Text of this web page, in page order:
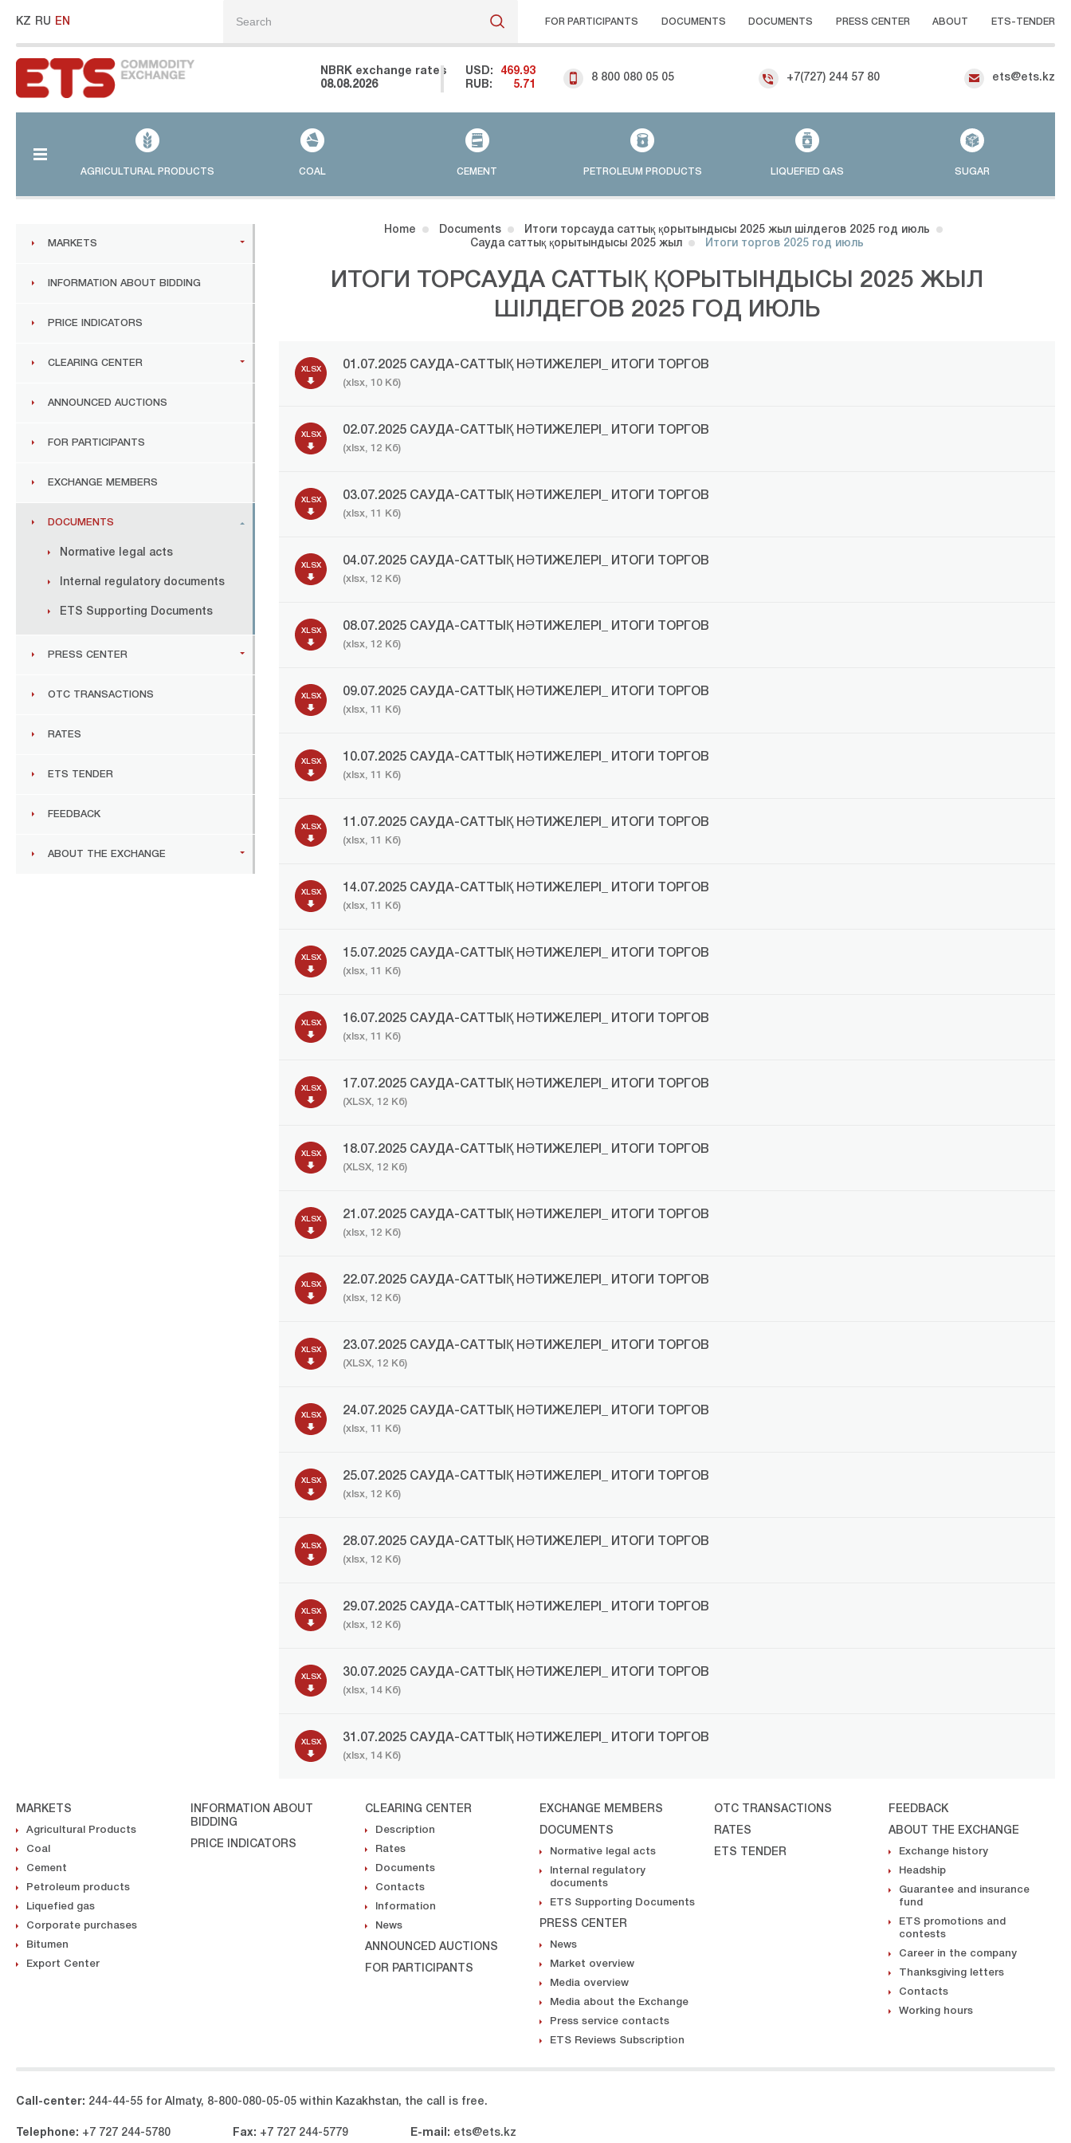
KZ RU EN FOR PARTICIPANTS DOCUMENTS DOCUMENTS PRESS CENTER ABOUT ETS-TENDER
NBRK exchange rates
08.08.2026
USD:
469.93
RUB:
5.71
8 800 080 05 05 +7(727) 244 57 80 ets@ets.kz
AGRICULTURAL PRODUCTS COAL CEMENT PETROLEUM PRODUCTS LIQUEFIED GAS SUGAR
MARKETS
INFORMATION ABOUT BIDDING
PRICE INDICATORS
CLEARING CENTER
ANNOUNCED AUCTIONS
FOR PARTICIPANTS
EXCHANGE MEMBERS
DOCUMENTS
Normative legal acts
Internal regulatory documents
ETS Supporting Documents
PRESS CENTER
OTC TRANSACTIONS
RATES
ETS TENDER
FEEDBACK
ABOUT THE EXCHANGE
Home Documents
Итоги торсауда саттық қорытындысы 2025 жыл шілдегов 2025 год июль
Сауда саттық қорытындысы 2025 жыл
Итоги торгов 2025 год июль
ИТОГИ ТОРСАУДА САТТЫҚ ҚОРЫТЫНДЫСЫ 2025 ЖЫЛ
ШІЛДЕГОВ 2025 ГОД ИЮЛЬ
XLSX 01.07.2025 САУДА-САТТЫҚ НӘТИЖЕЛЕРІ_ ИТОГИ ТОРГОВ
(xlsx, 10 Кб)
XLSX 02.07.2025 САУДА-САТТЫҚ НӘТИЖЕЛЕРІ_ ИТОГИ ТОРГОВ
(xlsx, 12 Кб)
XLSX 03.07.2025 САУДА-САТТЫҚ НӘТИЖЕЛЕРІ_ ИТОГИ ТОРГОВ
(xlsx, 11 Кб)
XLSX 04.07.2025 САУДА-САТТЫҚ НӘТИЖЕЛЕРІ_ ИТОГИ ТОРГОВ
(xlsx, 12 Кб)
XLSX 08.07.2025 САУДА-САТТЫҚ НӘТИЖЕЛЕРІ_ ИТОГИ ТОРГОВ
(xlsx, 12 Кб)
XLSX 09.07.2025 САУДА-САТТЫҚ НӘТИЖЕЛЕРІ_ ИТОГИ ТОРГОВ
(xlsx, 11 Кб)
XLSX 10.07.2025 САУДА-САТТЫҚ НӘТИЖЕЛЕРІ_ ИТОГИ ТОРГОВ
(xlsx, 11 Кб)
XLSX 11.07.2025 САУДА-САТТЫҚ НӘТИЖЕЛЕРІ_ ИТОГИ ТОРГОВ
(xlsx, 11 Кб)
XLSX 14.07.2025 САУДА-САТТЫҚ НӘТИЖЕЛЕРІ_ ИТОГИ ТОРГОВ
(xlsx, 11 Кб)
XLSX 15.07.2025 САУДА-САТТЫҚ НӘТИЖЕЛЕРІ_ ИТОГИ ТОРГОВ
(xlsx, 11 Кб)
XLSX 16.07.2025 САУДА-САТТЫҚ НӘТИЖЕЛЕРІ_ ИТОГИ ТОРГОВ
(xlsx, 11 Кб)
XLSX 17.07.2025 САУДА-САТТЫҚ НӘТИЖЕЛЕРІ_ ИТОГИ ТОРГОВ
(XLSX, 12 Кб)
XLSX 18.07.2025 САУДА-САТТЫҚ НӘТИЖЕЛЕРІ_ ИТОГИ ТОРГОВ
(XLSX, 12 Кб)
XLSX 21.07.2025 САУДА-САТТЫҚ НӘТИЖЕЛЕРІ_ ИТОГИ ТОРГОВ
(xlsx, 12 Кб)
XLSX 22.07.2025 САУДА-САТТЫҚ НӘТИЖЕЛЕРІ_ ИТОГИ ТОРГОВ
(xlsx, 12 Кб)
XLSX 23.07.2025 САУДА-САТТЫҚ НӘТИЖЕЛЕРІ_ ИТОГИ ТОРГОВ
(XLSX, 12 Кб)
XLSX 24.07.2025 САУДА-САТТЫҚ НӘТИЖЕЛЕРІ_ ИТОГИ ТОРГОВ
(xlsx, 11 Кб)
XLSX 25.07.2025 САУДА-САТТЫҚ НӘТИЖЕЛЕРІ_ ИТОГИ ТОРГОВ
(xlsx, 12 Кб)
XLSX 28.07.2025 САУДА-САТТЫҚ НӘТИЖЕЛЕРІ_ ИТОГИ ТОРГОВ
(xlsx, 12 Кб)
XLSX 29.07.2025 САУДА-САТТЫҚ НӘТИЖЕЛЕРІ_ ИТОГИ ТОРГОВ
(xlsx, 12 Кб)
XLSX 30.07.2025 САУДА-САТТЫҚ НӘТИЖЕЛЕРІ_ ИТОГИ ТОРГОВ
(xlsx, 14 Кб)
XLSX 31.07.2025 САУДА-САТТЫҚ НӘТИЖЕЛЕРІ_ ИТОГИ ТОРГОВ
(xlsx, 14 Кб)
MARKETS
Agricultural Products
Coal
Cement
Petroleum products
Liquefied gas
Corporate purchases
Bitumen
Export Center
INFORMATION ABOUT
BIDDING
PRICE INDICATORS
CLEARING CENTER
Description
Rates
Documents
Contacts
Information
News
ANNOUNCED AUCTIONS
FOR PARTICIPANTS
EXCHANGE MEMBERS
DOCUMENTS
Normative legal acts
Internal regulatory
documents
ETS Supporting Documents
PRESS CENTER
News
Market overview
Media overview
Media about the Exchange
Press service contacts
ETS Reviews Subscription
OTC TRANSACTIONS
RATES
ETS TENDER
FEEDBACK
ABOUT THE EXCHANGE
Exchange history
Headship
Guarantee and insurance
fund
ETS promotions and
contests
Career in the company
Thanksgiving letters
Contacts
Working hours
Call-center: 244-44-55 for Almaty, 8-800-080-05-05 within Kazakhstan, the call is free.
Telephone: +7 727 244-5780 Fax: +7 727 244-5779 E-mail: ets@ets.kz